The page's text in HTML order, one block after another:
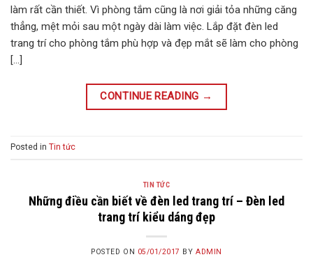
làm rất cần thiết. Vì phòng tắm cũng là nơi giải tỏa những căng
thẳng, mệt mỏi sau một ngày dài làm việc. Lắp đặt đèn led
trang trí cho phòng tắm phù hợp và đẹp mắt sẽ làm cho phòng
[…]
CONTINUE READING →
Posted in Tin tức
TIN TỨC
Những điều cần biết về đèn led trang trí – Đèn led
trang trí kiểu dáng đẹp
POSTED ON 05/01/2017 BY ADMIN